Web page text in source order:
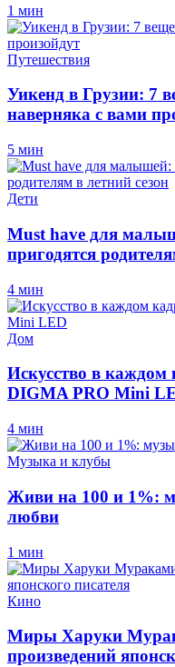
1 мин
Путешествия
Уикенд в Грузии: 7
наверняка с вами
5 мин
Дети
Must have для
пригодятся
4 мин
Дом
Искусство в каждом
DIGMA PRO Mini
4 мин
Музыка и клубы
Живи на 100 и 1%:
любви
1 мин
Кино
Миры Харуки
произведений